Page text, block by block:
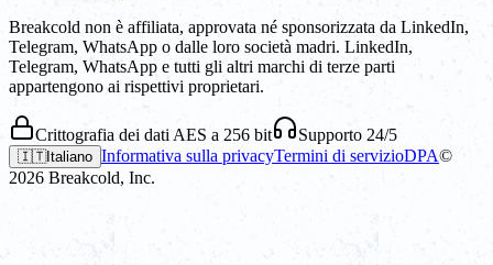
Breakcold non è affiliata, approvata né sponsorizzata da LinkedIn,
Telegram, WhatsApp o dalle loro società madri. LinkedIn,
Telegram, WhatsApp e tutti gli altri marchi di terze parti
appartengono ai rispettivi proprietari.
Crittografia dei dati AES a 256 bit Supporto 24/5
🇮🇹Italiano Informativa sulla privacyTermini di servizioDPA©
2026 Breakcold, Inc.